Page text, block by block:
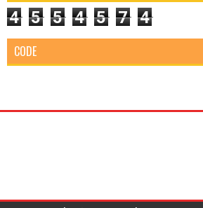
4 5 5 4 5 7 4
CODE